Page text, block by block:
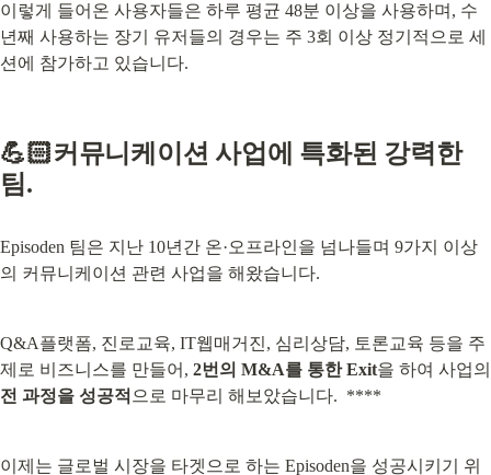
이렇게 들어온 사용자들은 하루 평균 48분 이상을 사용하며, 수
년째 사용하는 장기 유저들의 경우는 주 3회 이상 정기적으로 세
션에 참가하고 있습니다.
💪🏻커뮤니케이션 사업에 특화된 강력한
팀.
Episoden 팀은 지난 10년간 온·오프라인을 넘나들며 9가지 이상
의 커뮤니케이션 관련 사업을 해왔습니다.
Q&A플랫폼, 진로교육, IT웹매거진, 심리상담, 토론교육 등을 주
제로 비즈니스를 만들어, 2번의 M&A를 통한 Exit
전 과정을 성공적 으로 마무리 해보았습니다.  ****
이제는 글로벌 시장을 타겟으로 하는 Episoden을 성공시키기 위